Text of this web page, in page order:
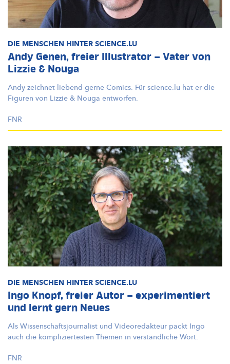
DIE MENSCHEN HINTER SCIENCE.LU
Andy Genen, freier Illustrator – Vater von
Lizzie & Nouga
Andy zeichnet liebend gerne Comics. Für science.lu hat er die
Figuren von Lizzie & Nouga entworfen.
FNR
DIE MENSCHEN HINTER SCIENCE.LU
Ingo Knopf, freier Autor – experimentiert
und lernt gern Neues
Als Wissenschaftsjournalist und Videoredakteur packt Ingo
auch die kompliziertesten Themen in verständliche Wort.
FNR